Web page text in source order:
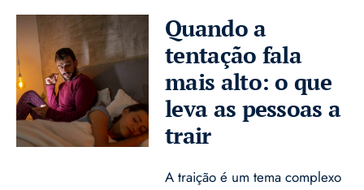
Quando a
tentação fala
mais alto: o que
leva as pessoas a
trair
A traição é um tema complexo